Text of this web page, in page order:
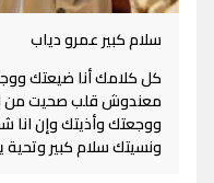
سلام كبير عمرو دياب
كل كلامك أنا ضيعتك
معندوش قلب صحيت من
ووجعتك وأذيتك وإن
ونسيتك سلام كبير